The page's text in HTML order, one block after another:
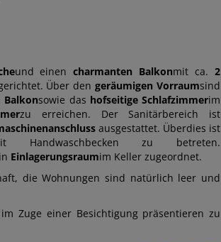
und einencharmanten Balkonmit ca.2
Über dengeräumigen Vorraumsind
Balkonsowie das hofseitige Schlafzimmerim
zu erreichen. Der Sanitärbereich ist
ausgestattet. Überdies ist
Handwaschbecken zu betreten.
Einlagerungsraumim Keller zugeordnet.
die Wohnungen sind natürlich leer und
Zuge einer Besichtigung präsentieren zu